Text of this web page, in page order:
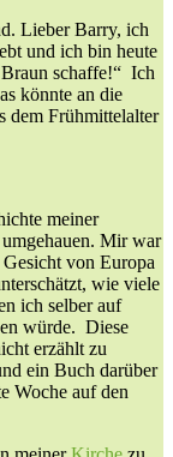
Lieber Barry, ich
und ich bin heute
schaffe!“ Ich
könnte an die
dem Frühmittelalter
meiner
Mir war
von Europa
wie viele
ich selber auf
würde. Diese
erzählt zu
ein Buch darüber
Woche auf den